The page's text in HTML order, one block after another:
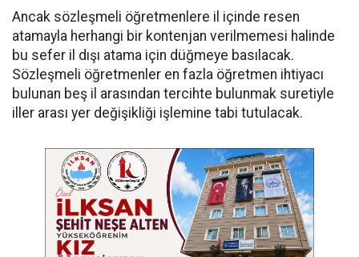
Ancak sözleşmeli öğretmenlere il içinde resen
atamayla herhangi bir kontenjan verilmemesi halinde
bu sefer il dışı atama için düğmeye basılacak.
Sözleşmeli öğretmenler en fazla öğretmen ihtiyacı
bulunan beş il arasından tercihte bulunmak suretiyle
iller arası yer değişikliği işlemine tabi tutulacak.